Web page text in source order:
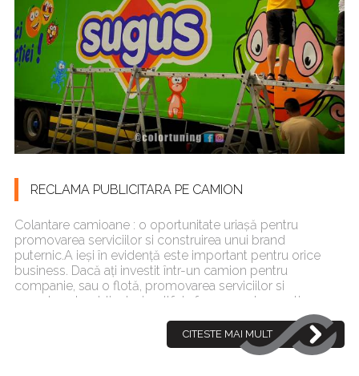
RECLAMA PUBLICITARA PE CAMION
Colantare camioane : o oportunitate uriașă pentru
promovarea serviciilor si construirea unui brand
puternic.A ieși în evidență este important pentru orice
business. Dacă ați investit într-un camion pentru
companie, sau o flotă, promovarea serviciilor si
numele este obligatoriu, altfel afacerea este practic
CITESTE MAI MULT